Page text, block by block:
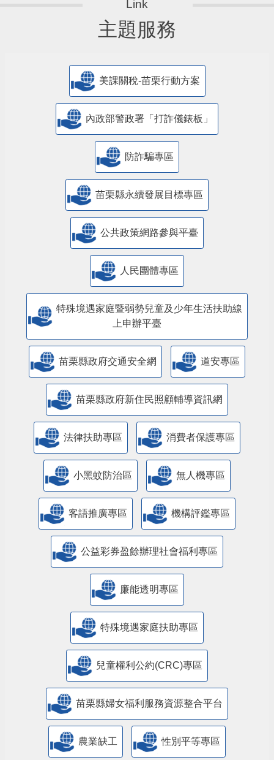
主題服務
美課關稅-苗栗行動方案
內政部警政署「打詐儀錶板」
防詐騙專區
苗栗縣永續發展目標專區
公共政策網路參與平臺
人民團體專區
特殊境遇家庭暨弱勢兒童及少年生活扶助線
上申辦平臺
苗栗縣政府交通安全網 道安專區
苗栗縣政府新住民照顧輔導資訊網
法律扶助專區 消費者保護專區
小黑蚊防治區 無人機專區
客語推廣專區 機構評鑑專區
公益彩券盈餘辦理社會福利專區
廉能透明專區
特殊境遇家庭扶助專區
兒童權利公約(CRC)專區
苗栗縣婦女福利服務資源整合平台
農業缺工 性別平等專區